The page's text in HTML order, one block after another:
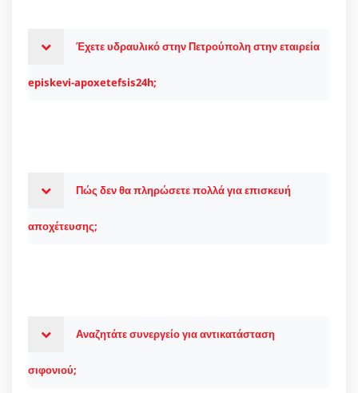
Έχετε υδραυλικό στην Πετρούπολη στην εταιρεία
episkevi-apoxetefsis24h;
Πώς δεν θα πληρώσετε πολλά για επισκευή
αποχέτευσης;
Αναζητάτε συνεργείο για αντικατάσταση
σιφονιού;